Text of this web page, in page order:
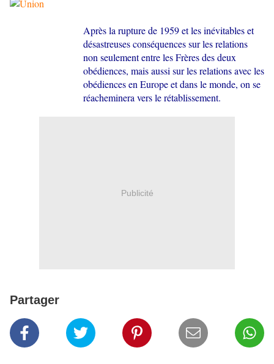
Après la rupture de 1959 et les inévitables et
désastreuses conséquences sur les relations
non seulement entre les Frères des deux
obédiences, mais aussi sur les relations avec les
obédiences en Europe et dans le monde, on se
réacheminera vers le rétablissement.
Publicité
Partager